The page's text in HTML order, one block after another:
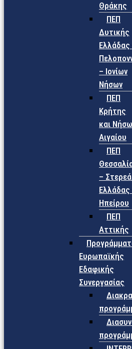
Θράκης
ΠΕΠ
Δυτικής
Ελλάδας
– Ιονίων
Νήσων
ΠΕΠ
Κρήτης
και
Αιγαίου
ΠΕΠ
–
Ελλάδας
Ηπείρου
ΠΕΠ
Αττικής
Ευρωπαϊκής
Εδαφικής
Συνεργασίας